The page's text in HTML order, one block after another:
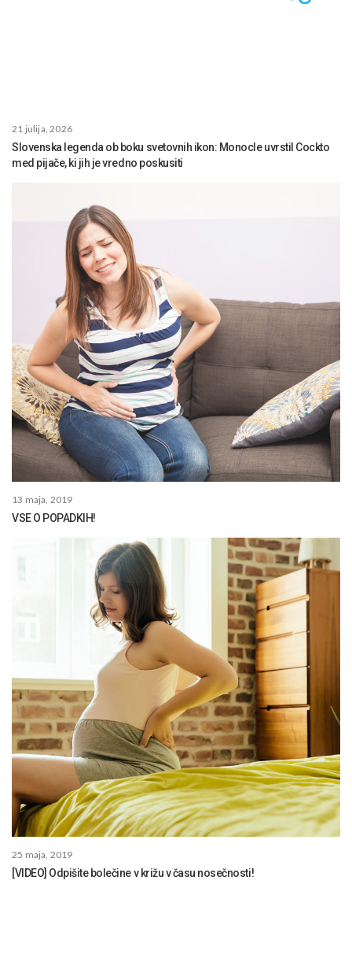
21 julija, 2026
Slovenska legenda ob boku svetovnih ikon: Monocle uvrstil Cockto
med pijače, ki jih je vredno poskusiti
13 maja, 2019
VSE O POPADKIH!
25 maja, 2019
[VIDEO] Odpišite bolečine v križu v času nosečnosti!